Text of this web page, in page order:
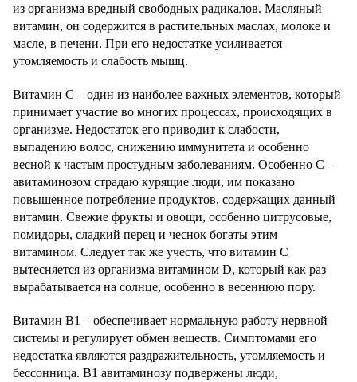
из организма вредный свободных радикалов. Масляный
витамин, он содержится в растительных маслах, молоке и
масле, в печени. При его недостатке усиливается
утомляемость и слабость мышц.
Витамин С – один из наиболее важных элементов, который
принимает участие во многих процессах, происходящих в
организме. Недостаток его приводит к слабости,
выпадению волос, снижению иммунитета и особенно
весной к частым простудным заболеваниям. Особенно С –
авитаминозом страдаю курящие люди, им показано
повышенное потребление продуктов, содержащих данный
витамин. Свежие фрукты и овощи, особенно цитрусовые,
помидоры, сладкий перец и чеснок богаты этим
витамином. Следует так же учесть, что витамин С
вытесняется из организма витамином D, который как раз
вырабатывается на солнце, особенно в весеннюю пору.
Витамин В1 – обеспечивает нормальную работу нервной
системы и регулирует обмен веществ. Симптомами его
недостатка являются раздражительность, утомляемость и
бессонница. В1 авитаминозу подвержены люди,